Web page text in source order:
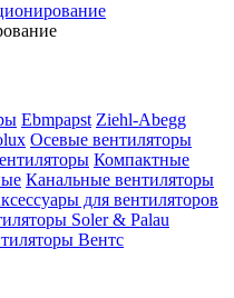
Ebmpapst Ziehl-Abegg
Осевые вентиляторы
Компактные
Канальные вентиляторы
для вентиляторов
Soler & Palau
Вентс